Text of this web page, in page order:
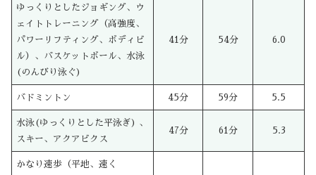
ゆっくりとしたジョギング、ウ
ェイトトレーニング（高強度、
パワーリフティング、ボディビ
ル）、バスケットボール、水泳
(のんびり泳ぐ)
41分 54分 6.0
バドミントン 45分 59分 5.5
水泳(ゆっくりとした平泳ぎ) 、
スキー、アクアビクス
47分 61分 5.3
かなり速歩（平地、速く